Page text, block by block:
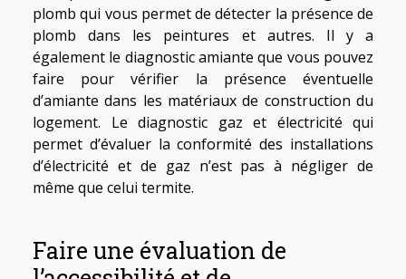
plomb qui vous permet de détecter la présence de
plomb dans les peintures et autres. Il y a
également le diagnostic amiante que vous pouvez
faire pour vérifier la présence éventuelle
d’amiante dans les matériaux de construction du
logement. Le diagnostic gaz et électricité qui
permet d’évaluer la conformité des installations
d’électricité et de gaz n’est pas à négliger de
même que celui termite.
Faire une évaluation de